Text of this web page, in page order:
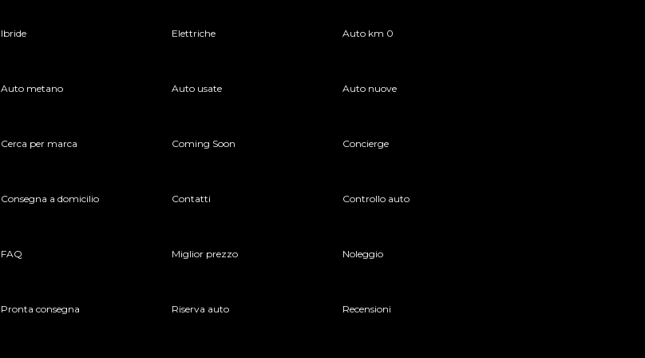
Ibride Elettriche Auto km 0
Auto metano Auto usate Auto nuove
Cerca per marca Coming Soon Concierge
Consegna a domicilio Contatti Controllo auto
FAQ Miglior prezzo Noleggio
Pronta consegna Riserva auto Recensioni